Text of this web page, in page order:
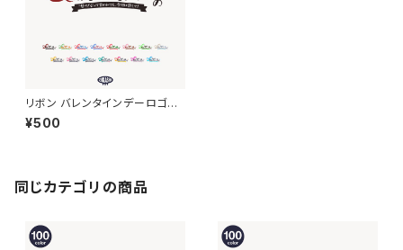
リボン バレンタインデーロゴ
【フリー素材・サムネ素材】
¥500
同じカテゴリの商品